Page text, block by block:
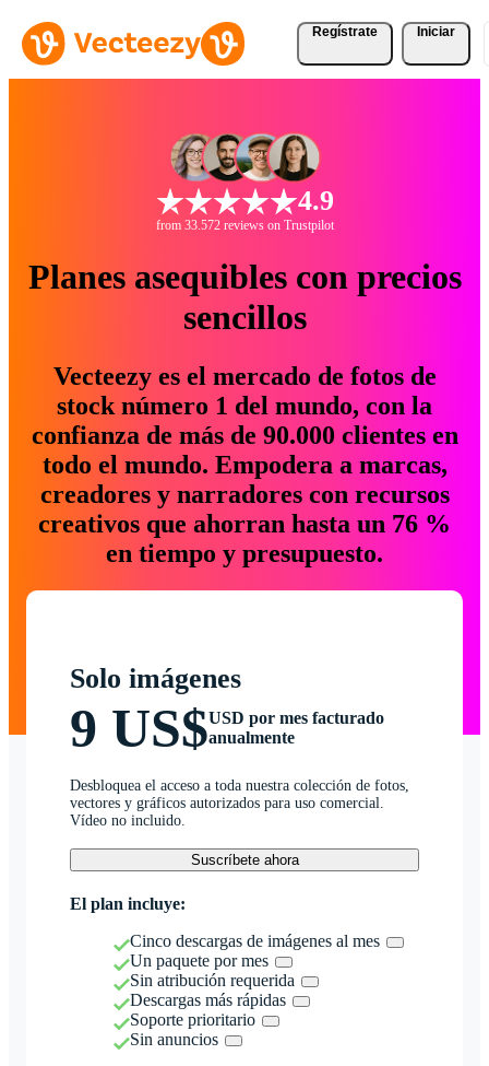
Regístrate Iniciar
4.9
from 33.572 reviews on Trustpilot
Planes asequibles con precios
sencillos
Vecteezy es el mercado de fotos de
stock número 1 del mundo, con la
confianza de más de 90.000 clientes en
todo el mundo. Empodera a marcas,
creadores y narradores con recursos
creativos que ahorran hasta un 76 %
en tiempo y presupuesto.
Solo imágenes
9 US$USD por mes facturado
anualmente
Desbloquea el acceso a toda nuestra colección de fotos,
vectores y gráficos autorizados para uso comercial.
Vídeo no incluido.
Suscríbete ahora
El plan incluye:
Cinco descargas de imágenes al mes
Un paquete por mes
Sin atribución requerida
Descargas más rápidas
Soporte prioritario
Sin anuncios